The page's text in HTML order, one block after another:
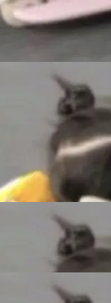
据
这
/
该
De
git
经
写
后
个
。